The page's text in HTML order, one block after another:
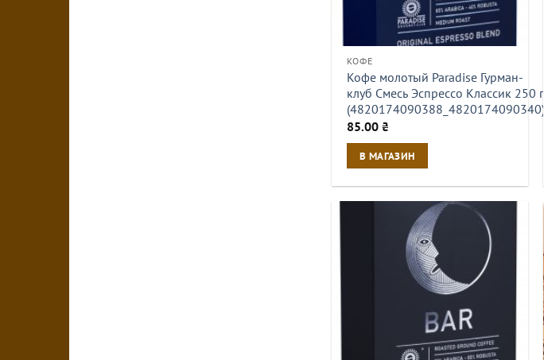
КОФЕ
Кофе молотый Paradise Гурман-
клуб Смесь Эспрессо Классик 250 г
(4820174090388_4820174090340)
85.00 ₴
В МАГАЗИН